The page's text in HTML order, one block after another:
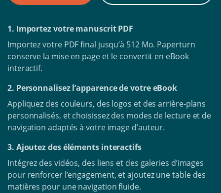
1. Importez votre manuscrit PDF
Importez votre PDF final jusqu’à 512 Mo. Paperturn
conserve la mise en page et le convertit en eBook
interactif.
2. Personnalisez l’apparence de votre eBook
Appliquez des couleurs, des logos et des arrière-plans
personnalisés, et choisissez des modes de lecture et de
navigation adaptés à votre image d’auteur.
3. Ajoutez des éléments interactifs
Intégrez des vidéos, des liens et des galeries d’images
pour renforcer l’engagement, et ajoutez une table des
matières pour une navigation fluide.